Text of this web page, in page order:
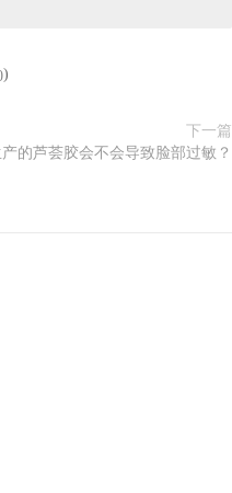
)
下一篇
的芦荟胶会不会导致脸部过敏？